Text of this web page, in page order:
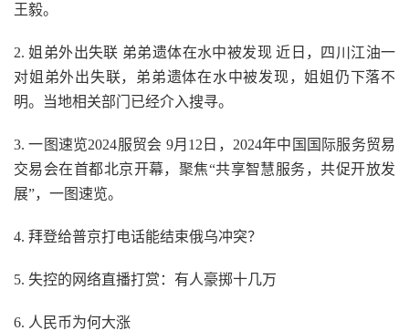
王毅。
2. 姐弟外出失联 弟弟遗体在水中被发现 近日，四川江油一
对姐弟外出失联，弟弟遗体在水中被发现，姐姐仍下落不
明。当地相关部门已经介入搜寻。
3. 一图速览2024服贸会 9月12日，2024年中国国际服务贸易
交易会在首都北京开幕，聚焦“共享智慧服务，共促开放发
展”，一图速览。
4. 拜登给普京打电话能结束俄乌冲突？
5. 失控的网络直播打赏：有人豪掷十几万
6. 人民币为何大涨